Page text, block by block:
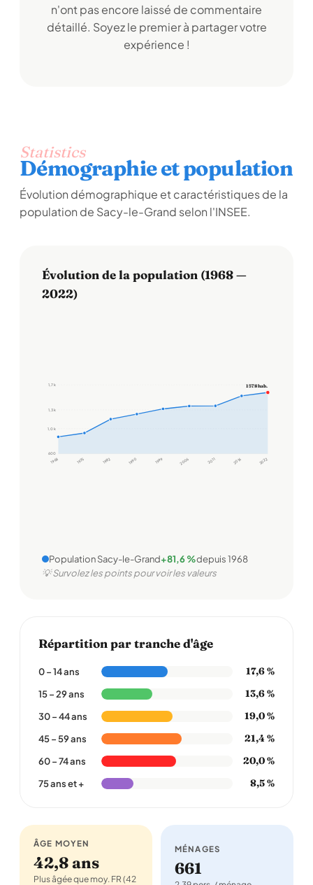
n'ont pas encore laissé de commentaire
détaillé. Soyez le premier à partager votre
expérience !
Statistics
Démographie et population
Évolution démographique et caractéristiques de la
population de Sacy-le-Grand selon l'INSEE.
Évolution de la population (1968 —
2022)
600
1,0 k
1,3 k
1,7 k
1968 1975 1982 1990 1999 2006 2011 2016 2022
1 578 hab.
Population Sacy-le-Grand+81,6 %depuis 1968
💡 Survolez les points pour voir les valeurs
Répartition par tranche d'âge
0 – 14 ans 17,6 %
15 – 29 ans 13,6 %
30 – 44 ans 19,0 %
45 – 59 ans 21,4 %
60 – 74 ans 20,0 %
75 ans et + 8,5 %
ÂGE MOYEN
42,8 ans
Plus âgée que moy. FR (42
MÉNAGES
661